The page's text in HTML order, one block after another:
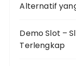
Alternatif
Demo Slot –
Terlengkap